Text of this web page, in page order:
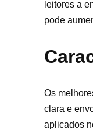
leitores a
pode
Os
clara e
aplicados